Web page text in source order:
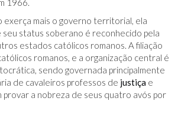
1966.
exerça mais o governo territorial, ela
seu status soberano é reconhecido pela
estados católicos romanos. A filiação
romanos, e a organização central é
sendo governada principalmente
de cavaleiros professos de justiça e
provar a nobreza de seus quatro avós por